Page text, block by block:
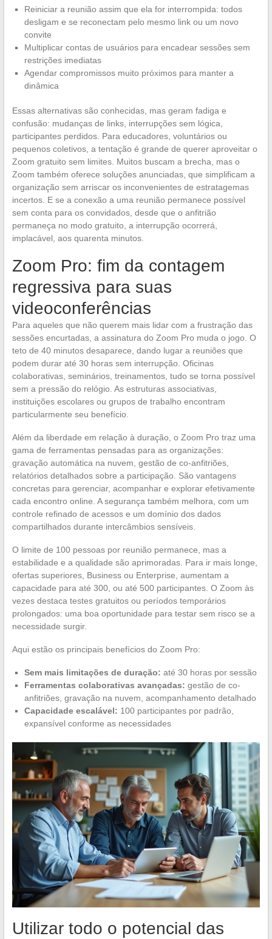
Reiniciar a reunião assim que ela for interrompida: todos
desligam e se reconectam pelo mesmo link ou um novo
convite
Multiplicar contas de usuários para encadear sessões sem
restrições imediatas
Agendar compromissos muito próximos para manter a
dinâmica
Essas alternativas são conhecidas, mas geram fadiga e
confusão: mudanças de links, interrupções sem lógica,
participantes perdidos. Para educadores, voluntários ou
pequenos coletivos, a tentação é grande de querer aproveitar o
Zoom gratuito sem limites. Muitos buscam a brecha, mas o
Zoom também oferece soluções anunciadas, que simplificam a
organização sem arriscar os inconvenientes de estratagemas
incertos. E se a conexão a uma reunião permanece possível
sem conta para os convidados, desde que o anfitrião
permaneça no modo gratuito, a interrupção ocorrerá,
implacável, aos quarenta minutos.
Zoom Pro: fim da contagem
regressiva para suas
videoconferências
Para aqueles que não querem mais lidar com a frustração das
sessões encurtadas, a assinatura do Zoom Pro muda o jogo. O
teto de 40 minutos desaparece, dando lugar a reuniões que
podem durar até 30 horas sem interrupção. Oficinas
colaborativas, seminários, treinamentos, tudo se torna possível
sem a pressão do relógio. As estruturas associativas,
instituições escolares ou grupos de trabalho encontram
particularmente seu benefício.
Além da liberdade em relação à duração, o Zoom Pro traz uma
gama de ferramentas pensadas para as organizações:
gravação automática na nuvem, gestão de co-anfitriões,
relatórios detalhados sobre a participação. São vantagens
concretas para gerenciar, acompanhar e explorar efetivamente
cada encontro online. A segurança também melhora, com um
controle refinado de acessos e um domínio dos dados
compartilhados durante intercâmbios sensíveis.
O limite de 100 pessoas por reunião permanece, mas a
estabilidade e a qualidade são aprimoradas. Para ir mais longe,
ofertas superiores, Business ou Enterprise, aumentam a
capacidade para até 300, ou até 500 participantes. O Zoom às
vezes destaca testes gratuitos ou períodos temporários
prolongados: uma boa oportunidade para testar sem risco se a
necessidade surgir.
Aqui estão os principais benefícios do Zoom Pro:
Sem mais limitações de duração: até 30 horas por sessão
Ferramentas colaborativas avançadas: gestão de co-
anfitriões, gravação na nuvem, acompanhamento detalhado
Capacidade escalável: 100 participantes por padrão,
expansível conforme as necessidades
Utilizar todo o potencial das